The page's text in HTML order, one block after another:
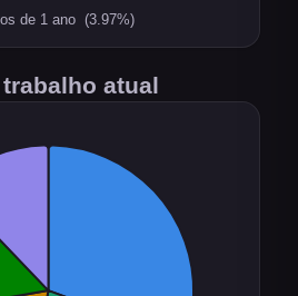
atual